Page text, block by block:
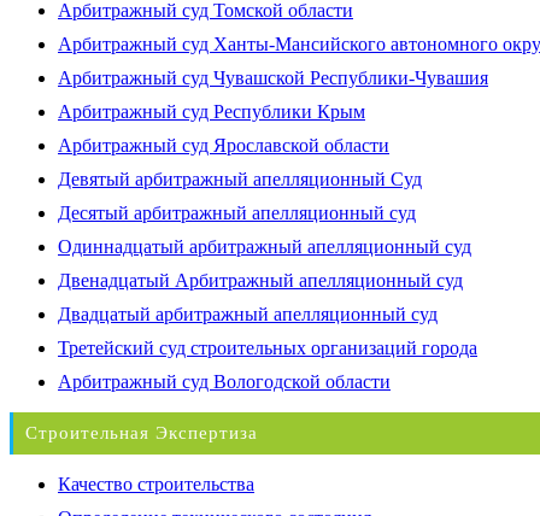
Арбитражный суд Томской области
Арбитражный суд Ханты-Мансийского автономного
Арбитражный суд Чувашской Республики-Чувашия
Арбитражный суд Республики Крым
Арбитражный суд Ярославской области
Девятый арбитражный апелляционный Суд
Десятый арбитражный апелляционный суд
Одиннадцатый арбитражный апелляционный суд
Двенадцатый Арбитражный апелляционный суд
Двадцатый арбитражный апелляционный суд
Третейский суд строительных организаций города
Арбитражный суд Вологодской области
Строительная Экспертиза
Качество строительства